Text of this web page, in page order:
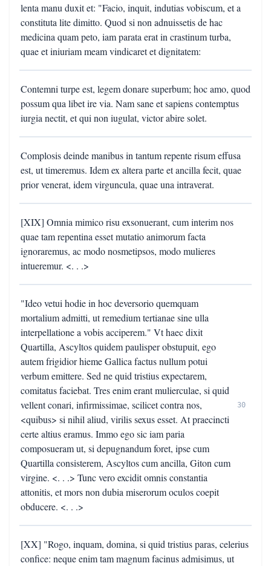
lenta manu duxit et: "Facio, inquit, indutias vobiscum, et a
constituta lite dimitto. Quod si non adnuissetis de hac
medicina quam peto, iam parata erat in crastinum turba,
quae et iniuriam meam vindicaret et dignitatem:
Contemni turpe est, legem donare superbum; hoc amo, quod
possum qua libet ire via. Nam sane et sapiens contemptus
iurgia nectit, et qui non iugulat, victor abire solet.
Complosis deinde manibus in tantum repente risum effusa
est, ut timeremus. Idem ex altera parte et ancilla fecit, quae
prior venerat, idem virguncula, quae una intraverat.
[XIX] Omnia mimico risu exsonuerant, cum interim nos
quae tam repentina esset mutatio animorum facta
ignoraremus, ac modo nosmetipsos, modo mulieres
intueremur. <. . .>
"Ideo vetui hodie in hoc deversorio quemquam
mortalium admitti, ut remedium tertianae sine ulla
interpellatione a vobis acciperem." Vt haec dixit
Quartilla, Ascyltos quidem paulisper obstupuit, ego
autem frigidior hieme Gallica factus nullum potui
verbum emittere. Sed ne quid tristius expectarem,
comitatus faciebat. Tres enim erant mulierculae, si quid
vellent conari, infirmissimae, scilicet contra nos,
<quibus> si nihil aliud, virilis sexus esset. At praecincti
certe altius eramus. Immo ego sic iam paria
composueram ut, si depugnandum foret, ipse cum
Quartilla consisterem, Ascyltos cum ancilla, Giton cum
virgine. <. . .> Tunc vero excidit omnis constantia
attonitis, et mors non dubia miserorum oculos coepit
obducere. <. . .>
30
[XX] "Rogo, inquam, domina, si quid tristius paras, celerius
confice: neque enim tam magnum facinus admisimus, ut